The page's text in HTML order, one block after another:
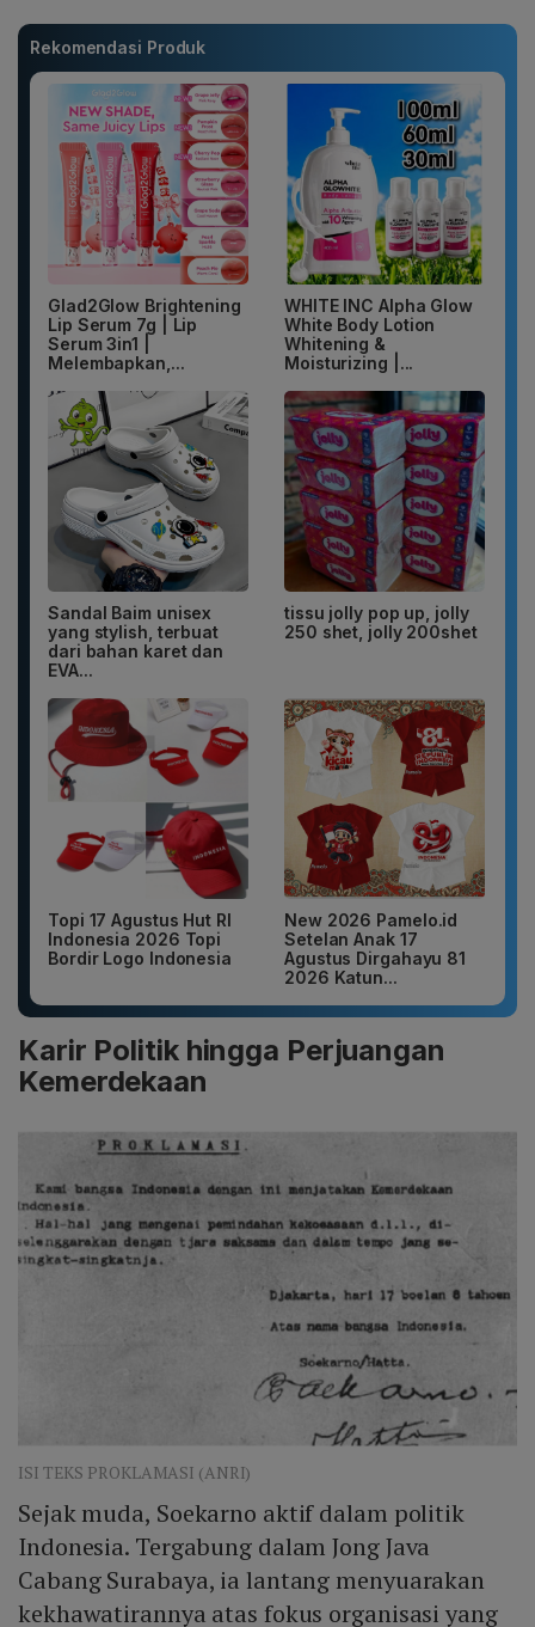
Rekomendasi Produk
Glad2Glow Brightening
Lip Serum 7g | Lip
Serum 3in1 |
Melembapkan,...
WHITE INC Alpha Glow
White Body Lotion
Whitening &
Moisturizing |...
Sandal Baim unisex
yang stylish, terbuat
dari bahan karet dan
EVA...
tissu jolly pop up, jolly
250 shet, jolly 200shet
Topi 17 Agustus Hut RI
Indonesia 2026 Topi
Bordir Logo Indonesia
New 2026 Pamelo.id
Setelan Anak 17
Agustus Dirgahayu 81
2026 Katun...
Karir Politik hingga Perjuangan
Kemerdekaan
ISI TEKS PROKLAMASI (ANRI)
Sejak muda, Soekarno aktif dalam politik
Indonesia. Tergabung dalam Jong Java
Cabang Surabaya, ia lantang menyuarakan
kekhawatirannya atas fokus organisasi yang